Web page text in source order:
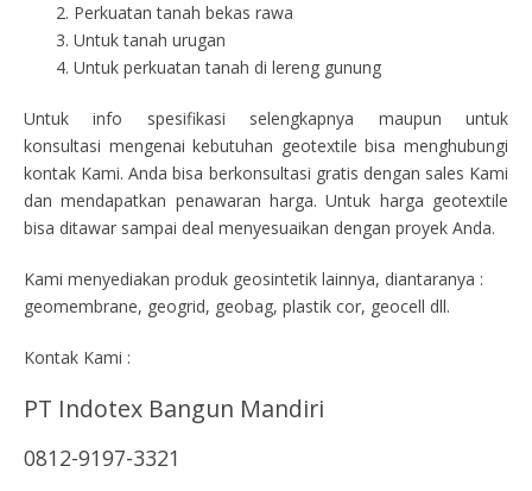
Perkuatan tanah bekas rawa
Untuk tanah urugan
Untuk perkuatan tanah di lereng gunung
Untuk info spesifikasi selengkapnya maupun untuk
konsultasi mengenai kebutuhan geotextile bisa menghubungi
kontak Kami. Anda bisa berkonsultasi gratis dengan sales Kami
dan mendapatkan penawaran harga. Untuk harga geotextile
bisa ditawar sampai deal menyesuaikan dengan proyek Anda.
Kami menyediakan produk geosintetik lainnya, diantaranya :
geomembrane, geogrid, geobag, plastik cor, geocell dll.
Kontak Kami :
PT Indotex Bangun Mandiri
0812-9197-3321